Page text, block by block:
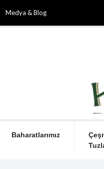
Medya & Blog
Baharatlarımız